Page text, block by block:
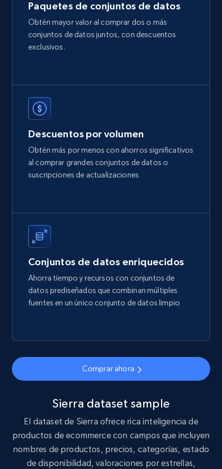
2.1K+ 375+ Buy Now
Reviews count shop, Reviews count item, Initial
price, and more.
eCommerce
1.9K+ 323+ Buy Now
price, Final price, Final price high, Currency, and
more.
eCommerce
1.7K+ 254+ Buy Now
price, Currency, Sold, and more.
eCommerce
1.6K+
Paquetes de conjuntos de datos
Obtén mayor valor al comprar dos o más
conjuntos de datos juntos, con descuentos
exclusivos.
Descuentos por volumen
Obtén más por menos con ahorros significativos
al comprar grandes conjuntos de datos o
suscripciones de actualizaciones
Conjuntos de datos enriquecidos
Ahorra tiempo y recursos con conjuntos de
datos prediseñados que combinan múltiples
fuentes en un único conjunto de datos limpio
Comprar ahora
Sierra dataset sample
El dataset de Sierra ofrece rica inteligencia de
productos de ecommerce con campos que incluyen
nombres de productos, precios, categorías, estado
de disponibilidad, valoraciones por estrellas,